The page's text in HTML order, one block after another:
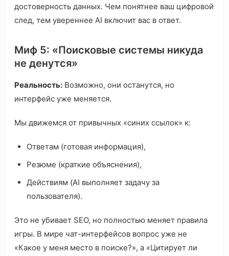
достоверность данных. Чем понятнее ваш цифровой
след, тем увереннее AI включит вас в ответ.
Миф 5: «Поисковые системы никуда
не денутся»
Реальность: Возможно, они останутся, но
интерфейс уже меняется.
Мы движемся от привычных «синих ссылок» к:
Ответам (готовая информация),
Резюме (краткие объяснения),
Действиям (AI выполняет задачу за
пользователя).
Это не убивает SEO, но полностью меняет правила
игры. В мире чат-интерфейсов вопрос уже не
«Какое у меня место в поиске?», а «Цитирует ли